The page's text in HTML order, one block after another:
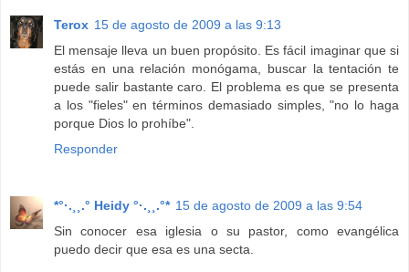
Terox 15 de agosto de 2009 a las 9:13
El mensaje lleva un buen propósito. Es fácil imaginar que si
estás en una relación monógama, buscar la tentación te
puede salir bastante caro. El problema es que se presenta
a los "fieles" en términos demasiado simples, "no lo haga
porque Dios lo prohíbe".
Responder
*°·.¸¸.° Heidy °·.¸¸.°* 15 de agosto de 2009 a las 9:54
Sin conocer esa iglesia o su pastor, como evangélica
puedo decir que esa es una secta.